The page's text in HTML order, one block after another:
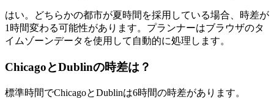
はい。どちらかの都市が夏時間を採用している場合、時差が
1時間変わる可能性があります。プランナーはブラウザのタ
イムゾーンデータを使用して自動的に処理します。
ChicagoとDublinの時差は？
標準時間でChicagoとDublinは6時間の時差があります。